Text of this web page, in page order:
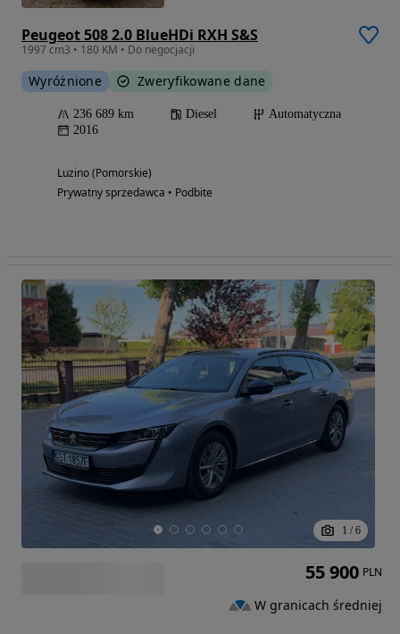
Peugeot 508 2.0 BlueHDi RXH S&S
1997 cm3 • 180 KM • Do negocjacji
Wyróżnione Zweryfikowane dane
236 689 km Diesel
Automatyczna
2016
Luzino (Pomorskie)
Prywatny sprzedawca • Podbite
1 / 6
55 900 PLN
W granicach średniej